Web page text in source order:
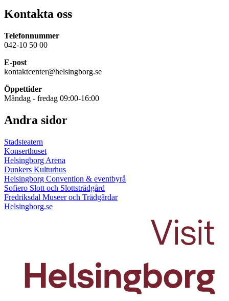
Kontakta oss
Telefonnummer
042-10 50 00
E-post
kontaktcenter@helsingborg.se
Öppettider
Måndag - fredag 09:00-16:00
Andra sidor
Stadsteatern
Konserthuset
Helsingborg Arena
Dunkers Kulturhus
Helsingborg Convention & eventbyrå
Sofiero Slott och Slottsträdgård
Fredriksdal Museer och Trädgårdar
Helsingborg.se